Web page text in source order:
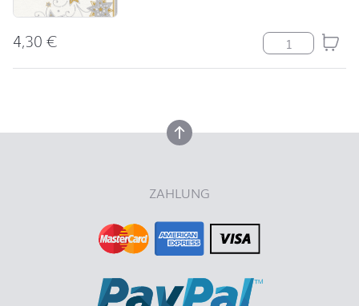
4,30€ Serviette Stars
nach oben
ZAHLUNG